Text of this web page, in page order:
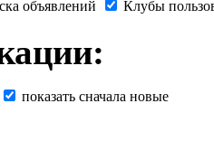
объявлений Клубы
показать сначала новые